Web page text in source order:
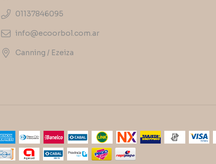
01137846095
info@ecoorbol.com.ar
Canning / Ezeiza